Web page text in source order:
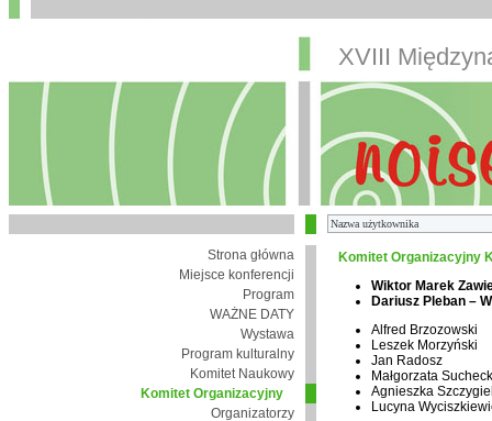
XVIII
Strona główna
Miejsce konferencji
Program
WAŻNE DATY
Wystawa
Program kulturalny
Komitet Naukowy
Komitet Organizacyjny
Organizatorzy
Komitet Organizacyjny
Wiktor Marek
Dariusz Pleban –
Alfred Brzozowski
Leszek Morzyński
Jan Radosz
Małgorzata
Agnieszka
Lucyna